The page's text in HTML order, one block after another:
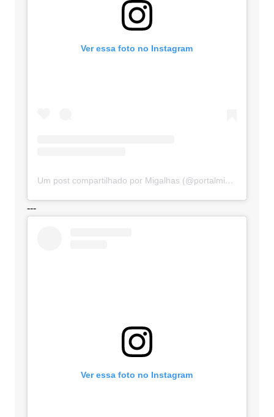
Ver essa foto no Instagram
Um post compartilhado por Migalhas (@portalmigalhas)
---
Ver essa foto no Instagram